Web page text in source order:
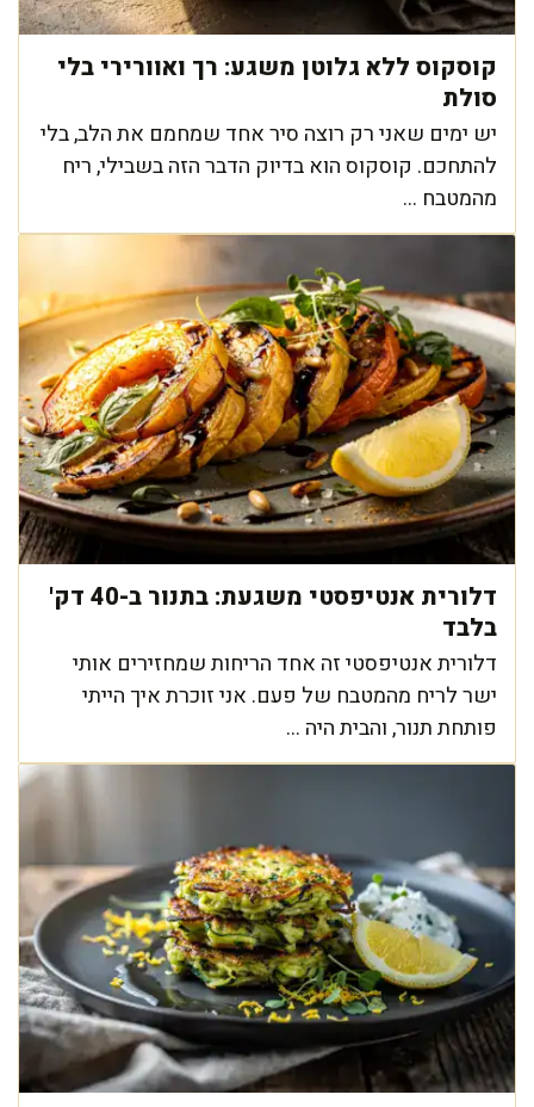
קוסקוס ללא גלוטן משגע: רך ואוורירי בלי
סולת
יש ימים שאני רק רוצה סיר אחד שמחמם את הלב, בלי
להתחכם. קוסקוס הוא בדיוק הדבר הזה בשבילי, ריח
מהמטבח ...
דלורית אנטיפסטי משגעת: בתנור ב-40 דק'
בלבד
דלורית אנטיפסטי זה אחד הריחות שמחזירים אותי
ישר לריח מהמטבח של פעם. אני זוכרת איך הייתי
פותחת תנור, והבית היה ...